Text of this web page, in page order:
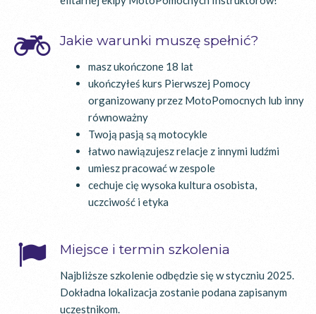
Jakie warunki muszę spełnić?
masz ukończone 18 lat
ukończyłeś kurs Pierwszej Pomocy
organizowany przez MotoPomocnych lub inny
równoważny
Twoją pasją są motocykle
łatwo nawiązujesz relacje z innymi ludźmi
umiesz pracować w zespole
cechuje cię wysoka kultura osobista,
uczciwość i etyka
Miejsce i termin szkolenia
Najbliższe szkolenie odbędzie się w styczniu 2025.
Dokładna lokalizacja zostanie podana zapisanym
uczestnikom.